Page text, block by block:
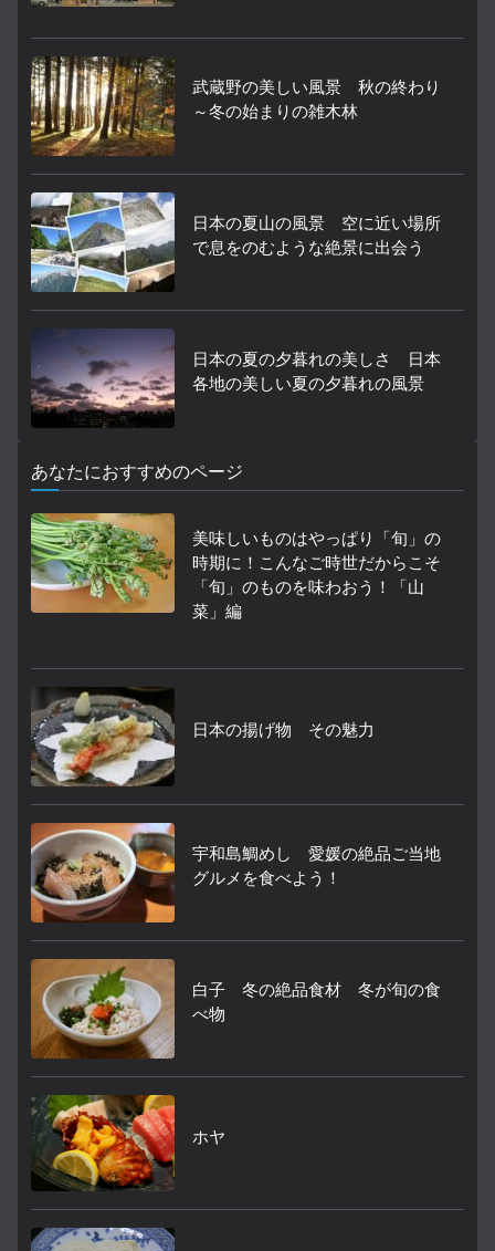
武蔵野の美しい風景 秋の終わり
～冬の始まりの雑木林
日本の夏山の風景 空に近い場所
で息をのむような絶景に出会う
日本の夏の夕暮れの美しさ 日本
各地の美しい夏の夕暮れの風景
あなたにおすすめのページ
美味しいものはやっぱり「旬」の
時期に！こんなご時世だからこそ
「旬」のものを味わおう！「山
菜」編
日本の揚げ物 その魅力
宇和島鯛めし 愛媛の絶品ご当地
グルメを食べよう！
白子 冬の絶品食材 冬が旬の食
べ物
ホヤ